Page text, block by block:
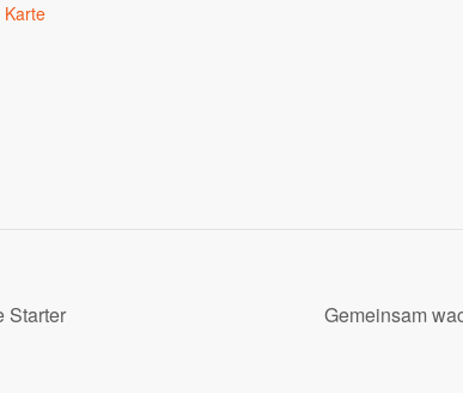
Karte
Starter Gemeinsam